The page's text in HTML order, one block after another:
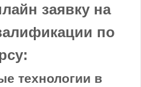
заявку на
по
технологии в